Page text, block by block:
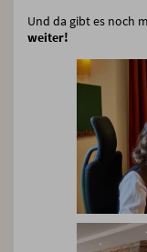
Und da gibt es noch
weiter!